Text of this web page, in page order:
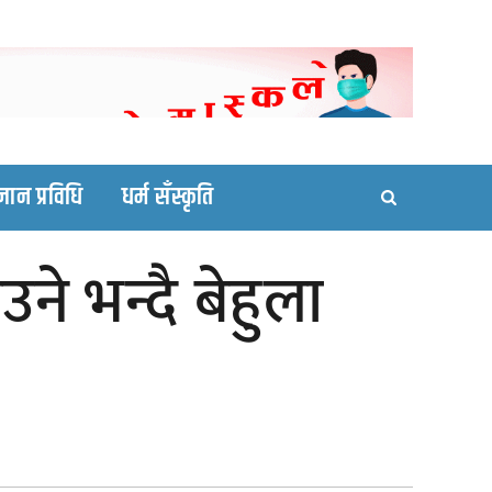
site
प्रविधि धर्म सँस्कृति
भन्दै बेहुला